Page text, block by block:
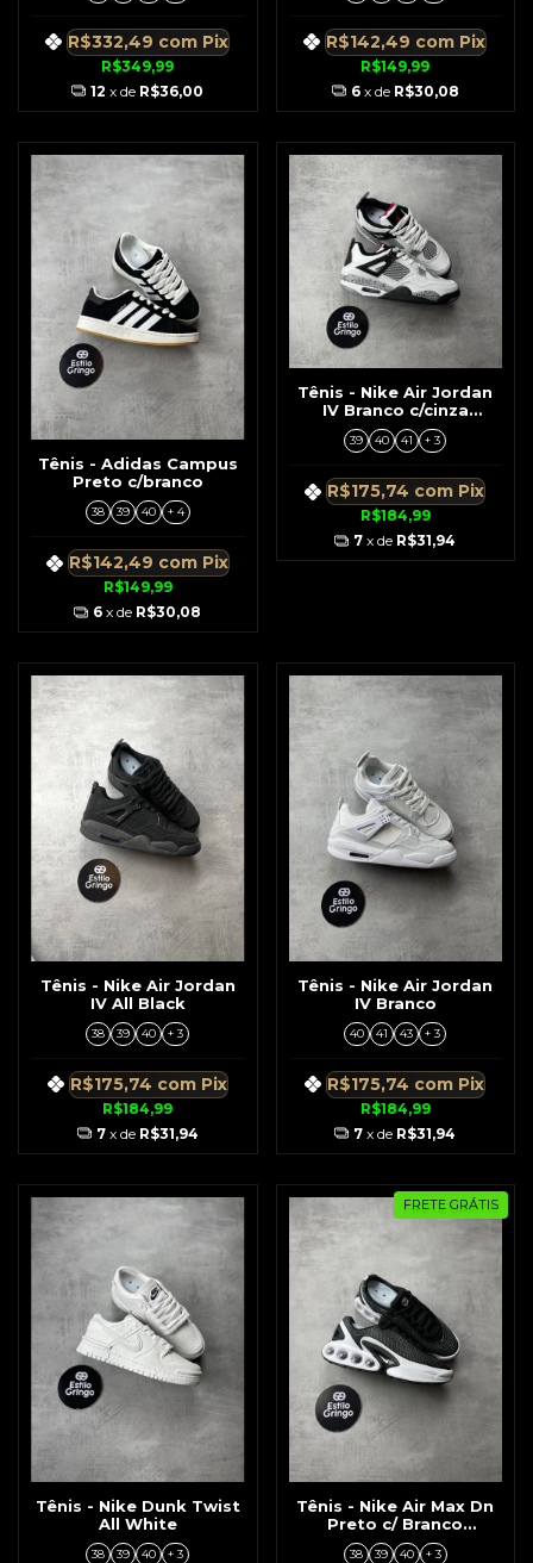
R$349,99
R$332,49 com Pix
12 x de R$36,00
R$149,99
R$142,49 com Pix
6 x de R$30,08
Tênis - Adidas Campus
Preto c/branco
38 39 40 + 4
R$149,99
R$142,49 com Pix
6 x de R$30,08
Tênis - Nike Air Jordan
IV Branco c/cinza
Detalhe Preto
39 40 41 + 3
R$184,99
R$175,74 com Pix
7 x de R$31,94
Tênis - Nike Air Jordan
IV All Black
38 39 40 + 3
R$184,99
R$175,74 com Pix
7 x de R$31,94
Tênis - Nike Air Jordan
IV Branco
40 41 43 + 3
R$184,99
R$175,74 com Pix
7 x de R$31,94
Tênis - Nike Dunk Twist
All White
38 39 40 + 3
FRETE GRÁTIS
Tênis - Nike Air Max Dn
Preto c/ Branco
Detalhes Cinza
38 39 40 + 3